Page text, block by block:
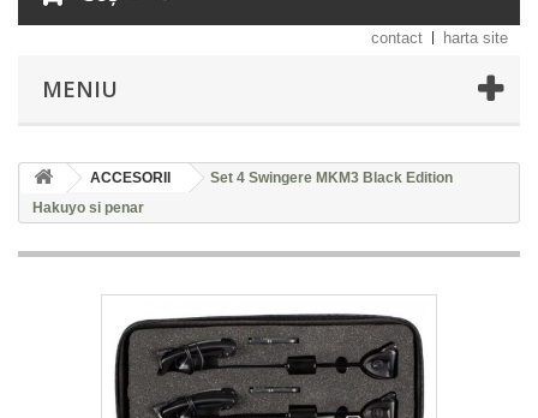
contact harta site
MENIU
ACCESORII
Set 4 Swingere MKM3 Black Edition
Hakuyo si penar